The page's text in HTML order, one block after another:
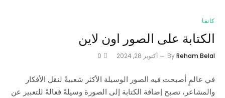
كانفا
الكتابة على الصور اون لاين
ByReham Belal أكتوبر 28, 2024 0
في عالمٍ أصبحت فيه الصور الوسيلة الأكثر شعبيةً لنقل الأفكار
والمشاعر، تصبح إضافة الكتابة إلى الصورة وسيلةً فعالةً للتعبير عن